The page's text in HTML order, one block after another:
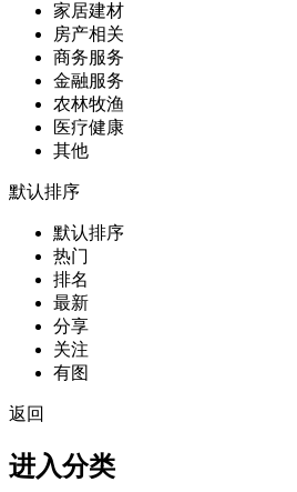
家居建材
房产相关
商务服务
金融服务
农林牧渔
医疗健康
其他
默认排序
默认排序
热门
排名
最新
分享
关注
有图
返回
进入分类